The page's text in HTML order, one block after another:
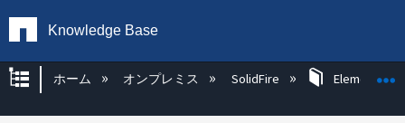
Knowledge Base
グローバル階層を展開/折りたたむ
ホーム オンプレミス SolidFire Element OS